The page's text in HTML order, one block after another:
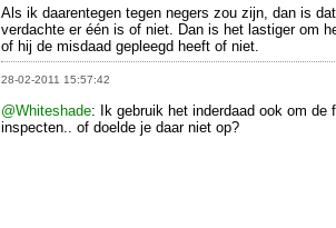
Als ik daarentegen tegen negers zou zijn, dan is
verdachte er één is of niet. Dan is het lastiger om
of hij de misdaad gepleegd heeft of niet.
28-02-2011 15:57:42
@Whiteshade: Ik gebruik het inderdaad ook om de
inspecten.. of doelde je daar niet op?